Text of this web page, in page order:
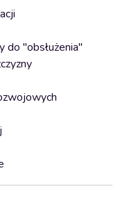
do "obsłużenia"